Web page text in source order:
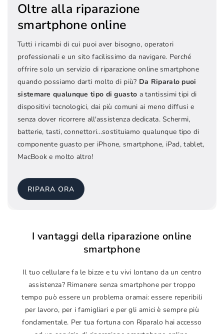
Oltre alla riparazione
smartphone online
Tutti i ricambi di cui puoi aver bisogno, operatori
professionali e un sito facilissimo da navigare. Perché
offrire solo un servizio di riparazione online smartphone
quando possiamo darti molto di più? Da Riparalo puoi
sistemare qualunque tipo di guasto a tantissimi tipi di
dispositivi tecnologici, dai più comuni ai meno diffusi e
senza dover ricorrere all'assistenza dedicata. Schermi,
batterie, tasti, connettori...sostituiamo qualunque tipo di
componente guasto per iPhone, smartphone, iPad, tablet,
MacBook e molto altro!
RIPARA ORA
I vantaggi della riparazione online
smartphone
Il tuo cellulare fa le bizze e tu vivi lontano da un centro
assistenza? Rimanere senza smartphone per troppo
tempo può essere un problema oramai: essere reperibili
per lavoro, per i famigliari e per gli amici è sempre più
fondamentale. Per tua fortuna con Riparalo hai accesso